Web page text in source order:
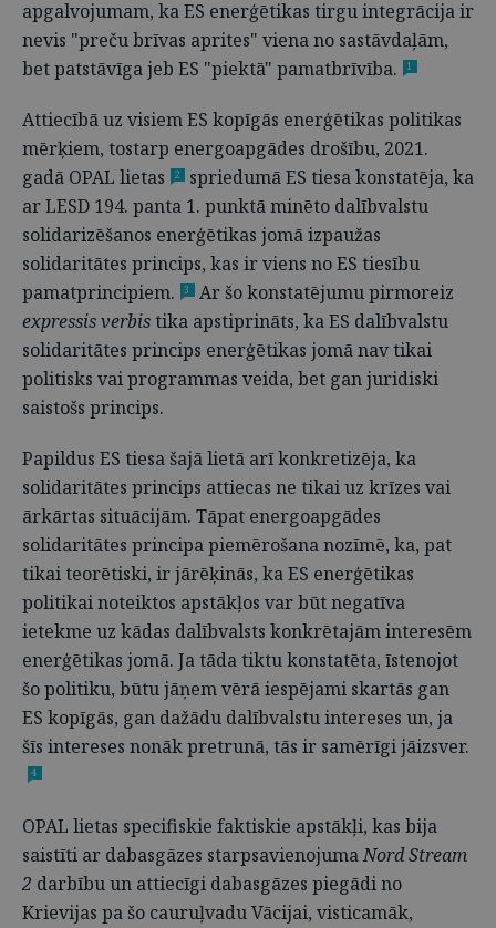
apgalvojumam, ka ES enerģētikas tirgu integrācija ir
nevis "preču brīvas aprites" viena no sastāvdaļām,
bet patstāvīga jeb ES "piektā" pamatbrīvība.
1
Attiecībā uz visiem ES kopīgās enerģētikas politikas
mērķiem, tostarp energoapgādes drošību, 2021.
gadā OPAL lietas
2
spriedumā ES tiesa konstatēja, ka
ar LESD 194. panta 1. punktā minēto dalībvalstu
solidarizēšanos enerģētikas jomā izpaužas
solidaritātes princips, kas ir viens no ES tiesību
pamatprincipiem.
3
Ar šo konstatējumu pirmoreiz
expressis verbis tika apstiprināts, ka ES dalībvalstu
solidaritātes princips enerģētikas jomā nav tikai
politisks vai programmas veida, bet gan juridiski
saistošs princips.
Papildus ES tiesa šajā lietā arī konkretizēja, ka
solidaritātes princips attiecas ne tikai uz krīzes vai
ārkārtas situācijām. Tāpat energoapgādes
solidaritātes principa piemērošana nozīmē, ka, pat
tikai teorētiski, ir jārēķinās, ka ES enerģētikas
politikai noteiktos apstākļos var būt negatīva
ietekme uz kādas dalībvalsts konkrētajām interesēm
enerģētikas jomā. Ja tāda tiktu konstatēta, īstenojot
šo politiku, būtu jāņem vērā iespējami skartās gan
ES kopīgās, gan dažādu dalībvalstu intereses un, ja
šīs intereses nonāk pretrunā, tās ir samērīgi jāizsver.
4
OPAL lietas specifiskie faktiskie apstākļi, kas bija
saistīti ar dabasgāzes starpsavienojumaNord Stream
2 darbību un attiecīgi dabasgāzes piegādi no
Krievijas pa šo cauruļvadu Vācijai, visticamāk,